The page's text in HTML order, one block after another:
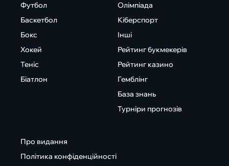
Футбол
Баскетбол
Бокс
Хокей
Теніс
Біатлон
Олімпіада
Кіберспорт
Інші
Рейтинг букмекерів
Рейтинг казино
Гемблінг
База знань
Турніри прогнозів
Про видання
Політика конфіденційності